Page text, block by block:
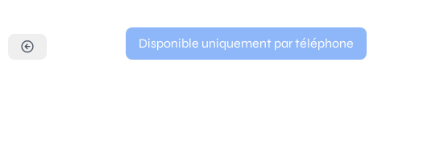
Disponible uniquement par téléphone